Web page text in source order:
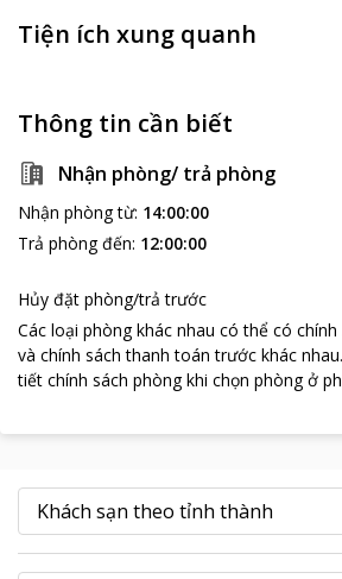
địa điểm Hồng Anh Hotel và họ đã cho
đây. Chỗ nghỉ này cũng được đánh giá
Tiện ích xung quanh
Thông tin cần biết
Nhận phòng/ trả phòng
Nhận phòng từ: 14:00:00
Trả phòng đến: 12:00:00
Hủy đặt phòng/trả trước
Các loại phòng khác nhau có thể có
và chính sách thanh toán trước khác nhau.
tiết chính sách phòng khi chọn phòng ở